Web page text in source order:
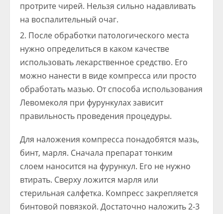
протрите чирей. Нельзя сильно надавливать
на воспалительный очаг.
После обработки патологического места
нужно определиться в каком качестве
использовать лекарственное средство. Его
можно нанести в виде компресса или просто
обработать мазью. От способа использования
Левомеколя при фурункулах зависит
правильность проведения процедуры.
Для наложения компресса понадобятся мазь,
бинт, марля. Сначала препарат тонким
слоем наносится на фурункул. Его не нужно
втирать. Сверху ложится марля или
стерильная салфетка. Компресс закрепляется
бинтовой повязкой. Достаточно наложить 2-3